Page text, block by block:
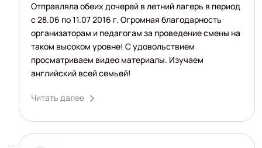
Отправляла обеих дочерей в летний лагерь в период
с 28.06 по 11.07 2016 г. Огромная благодарность
организаторам и педагогам за проведение смены на
таком высоком уровне! С удовольствием
просматриваем видео материалы. Изучаем
английский всей семьей!
Читать далее